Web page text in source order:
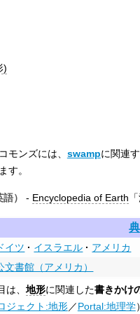
)
モンズには、 swampに関連す
す。
語） - Encyclopedia of Earth
イツ イスラエル
アメリカ
文書館（アメリカ）
は、 地形に関連した書きかけ
ジェクト:地形／Portal:地理学